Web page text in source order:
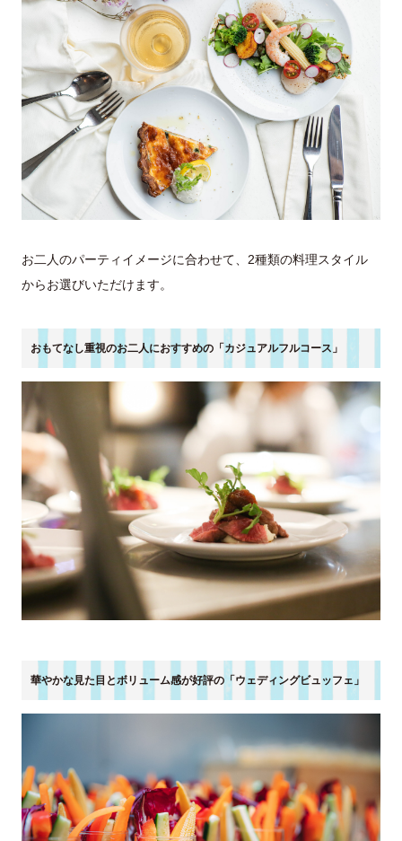
お二人のパーティイメージに合わせて、2種類の料理スタイル
からお選びいただけます。
おもてなし重視のお二人におすすめの「カジュアルフルコース」
華やかな見た目とボリューム感が好評の「ウェディングビュッフェ」